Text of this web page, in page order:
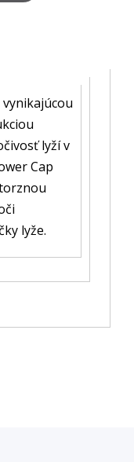
vynikajúcou
lyží v
Cap
lyže.